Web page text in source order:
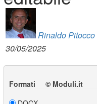
Rinaldo Pitocco
30/05/2025
Formati © Moduli.it